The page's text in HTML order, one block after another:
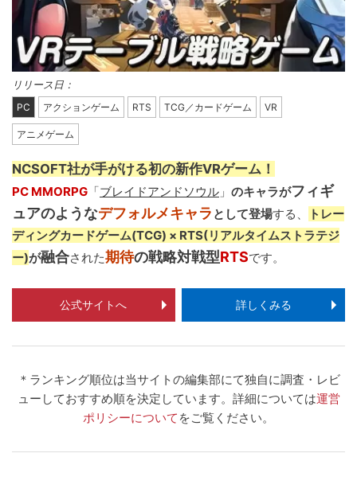
リリース日：
PC アクションゲーム RTS TCG／カードゲーム VR
アニメゲーム
NCSOFT社が手がける初の新作VRゲーム！
PC MMORPG 「ブレイドアンドソウル 」 のキャラがフィギ
ュアのようなデフォルメキャラ として登場する、
トレー
ディングカードゲーム(TCG) × RTS(リアルタイムストラテジ
ー)が融合された期待の戦略対戦型RTSです。
公式サイトへ 詳しくみる
＊ランキング順位は当サイトの編集部にて独自に調査・レビ
ューしておすすめ順を決定しています。 詳細については運営
ポリシーについて をご覧ください。